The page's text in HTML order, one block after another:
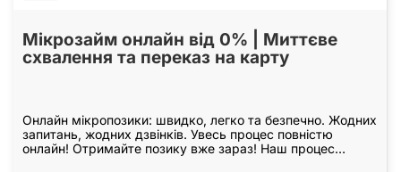
Мікрозайм онлайн від 0% | Миттєве
схвалення та переказ на карту
Онлайн мікропозики: швидко, легко та безпечно. Жодних
запитань, жодних дзвінків. Увесь процес повністю
онлайн! Отримайте позику вже зараз! Наш процес